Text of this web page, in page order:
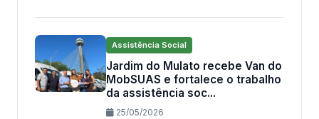
Assistência Social
Jardim do Mulato recebe Van do
MobSUAS e fortalece o trabalho
da assistência soc...
25/05/2026